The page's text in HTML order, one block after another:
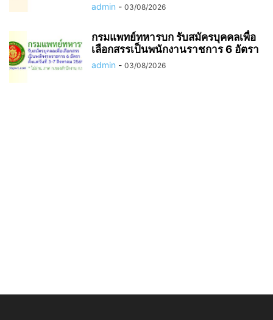
admin - 03/08/2026
กรมแพทย์ทหารบก รับสมัครบุคคลเพื่อ
เลือกสรรเป็นพนักงานราชการ 6 อัตรา
admin - 03/08/2026